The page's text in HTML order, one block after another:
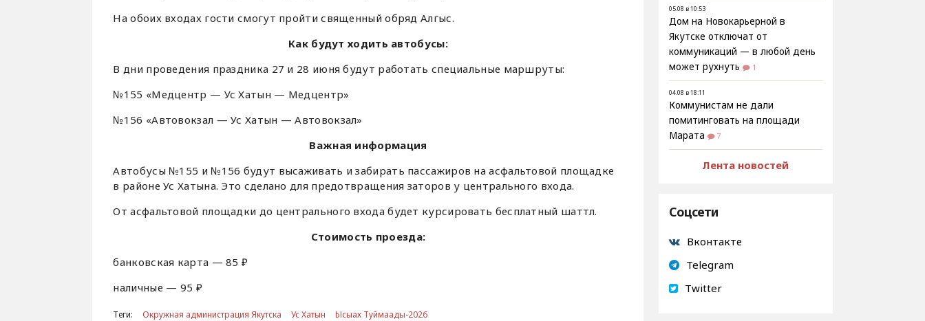
На обоих входах гости смогут пройти священный обряд Алгыс.
Как будут ходить автобусы:
В дни проведения праздника 27 и 28 июня будут работать специальные маршруты:
№155 «Медцентр — Ус Хатын — Медцентр»
№156 «Автовокзал — Ус Хатын — Автовокзал»
Важная информация
Автобусы №155 и №156 будут высаживать и забирать пассажиров на асфальтовой площадке
в районе Ус Хатына. Это сделано для предотвращения заторов у центрального входа.
От асфальтовой площадки до центрального входа будет курсировать бесплатный шаттл.
Стоимость проезда:
банковская карта — 85 ₽
наличные — 95 ₽
Теги: Окружная администрация Якутска Ус Хатын
Ысыах Туймаады-2026
05.08 в 10:53
Дом на Новокарьерной в
Якутске отключат от
коммуникаций — в любой день
может рухнуть
1
04.08 в 18:11
Коммунистам не дали
помитинговать на площади
Марата
7
Лента новостей
Соцсети
Вконтакте
Telegram
Twitter